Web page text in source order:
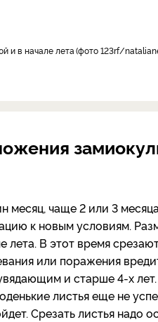
и в начале лета фото 123rf/
месяц, чаще 2 или 3
к новым условиям.
лета. В этот время
или поражения
и старше 4-х
листья еще не
Срезать листья